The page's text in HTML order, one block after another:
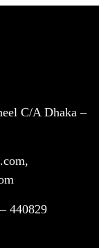
ইতিহাস বলছে
বিক্রির অভিযোগ
পরিবর্তনে কঠোর
সমানভাবে
C/A Dhaka –
440829